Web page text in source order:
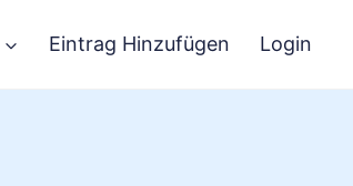
Eintrag Hinzufügen Login